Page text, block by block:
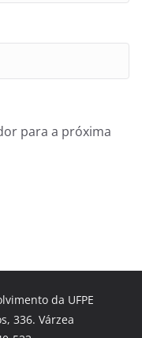
para a próxima
da UFPE
336. Várzea